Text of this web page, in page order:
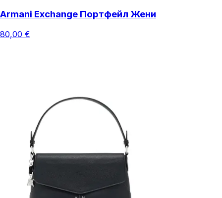
Armani Exchange Портфейл Жени
80,00 €